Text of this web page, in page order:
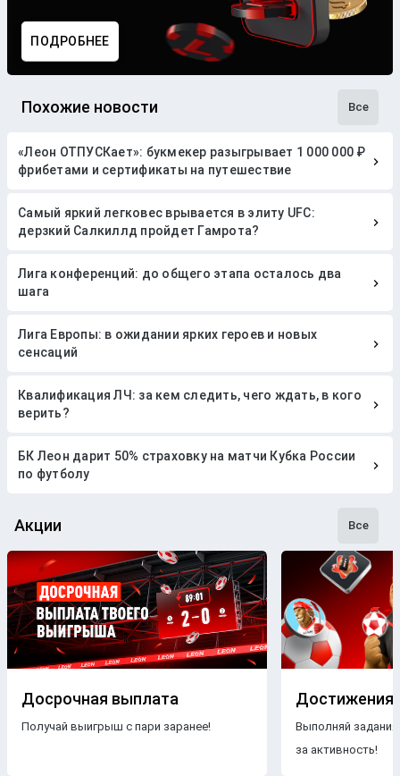
ПОДРОБНЕЕ
Похожие новости Все
«Леон ОТПУСКает»: букмекер разыгрывает 1 000 000 ₽
фрибетами и сертификаты на путешествие
Самый яркий легковес врывается в элиту UFC:
дерзкий Салкиллд пройдет Гамрота?
Лига конференций: до общего этапа осталось два
шага
Лига Европы: в ожидании ярких героев и новых
сенсаций
Квалификация ЛЧ: за кем следить, чего ждать, в кого
верить?
БК Леон дарит 50% страховку на матчи Кубка России
по футболу
Акции Все
Досрочная выплата
Получай выигрыш с пари заранее!
Достижения
Выполняй
за активность!